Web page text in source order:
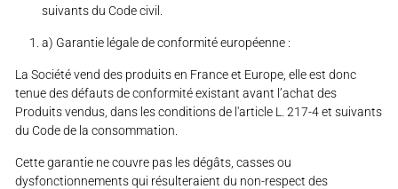
suivants du Code civil.
a) Garantie légale de conformité européenne :
La Société vend des produits en France et Europe, elle est donc
tenue des défauts de conformité existant avant l’achat des
Produits vendus, dans les conditions de l'article L. 217-4 et suivants
du Code de la consommation.
Cette garantie ne couvre pas les dégâts, casses ou
dysfonctionnements qui résulteraient du non-respect des